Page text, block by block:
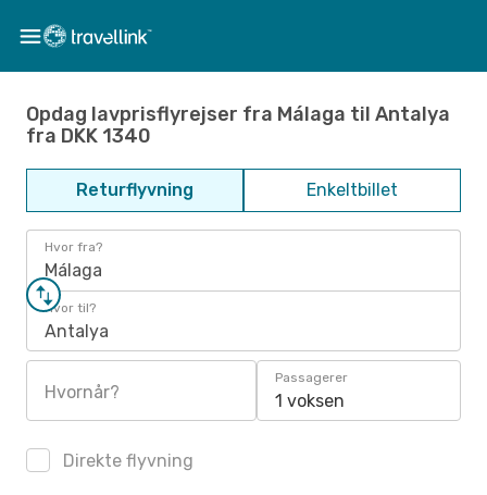
Opdag lavprisflyrejser fra Málaga til Antalya
fra DKK 1340
Returflyvning Enkeltbillet
Hvor fra?
Málaga
Hvor til?
Antalya
Hvornår?
Passagerer
1 voksen
Direkte flyvning